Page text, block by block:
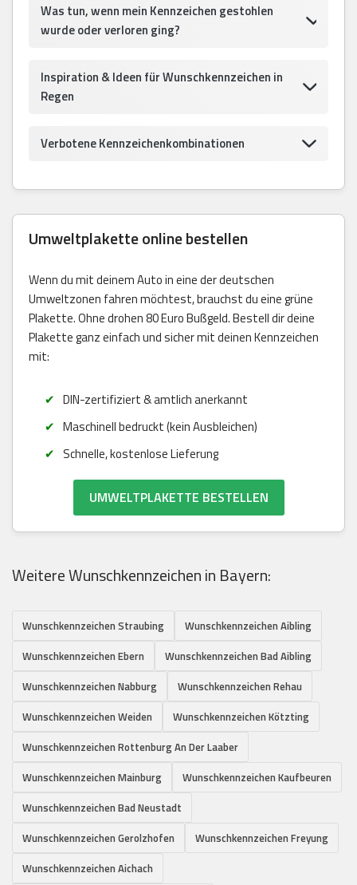
Was tun, wenn mein Kennzeichen gestohlen
wurde oder verloren ging?
Inspiration & Ideen für Wunschkennzeichen in
Regen
Verbotene Kennzeichenkombinationen
Umweltplakette online bestellen
Wenn du mit deinem Auto in eine der deutschen
Umweltzonen fahren möchtest, brauchst du eine grüne
Plakette. Ohne drohen 80 Euro Bußgeld. Bestell dir deine
Plakette ganz einfach und sicher mit deinen Kennzeichen
mit:
DIN-zertifiziert & amtlich anerkannt
Maschinell bedruckt (kein Ausbleichen)
Schnelle, kostenlose Lieferung
UMWELTPLAKETTE BESTELLEN
Weitere Wunschkennzeichen in Bayern:
Wunschkennzeichen Straubing
Wunschkennzeichen Aibling
Wunschkennzeichen Ebern
Wunschkennzeichen Bad Aibling
Wunschkennzeichen Nabburg
Wunschkennzeichen Rehau
Wunschkennzeichen Weiden
Wunschkennzeichen Kötzting
Wunschkennzeichen Rottenburg An Der Laaber
Wunschkennzeichen Mainburg
Wunschkennzeichen Kaufbeuren
Wunschkennzeichen Bad Neustadt
Wunschkennzeichen Gerolzhofen
Wunschkennzeichen Freyung
Wunschkennzeichen Aichach